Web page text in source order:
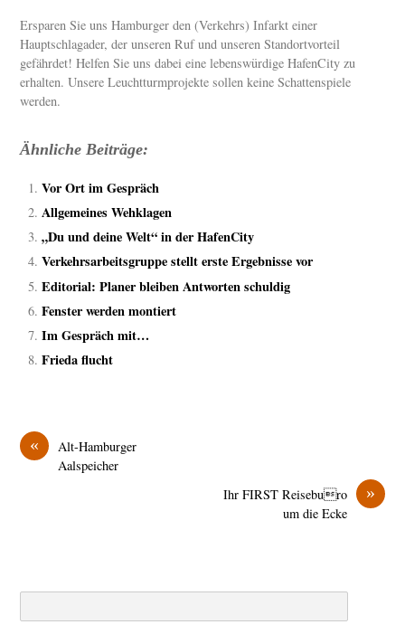
Ersparen Sie uns Hamburger den (Verkehrs) Infarkt einer
Hauptschlagader, der unseren Ruf und unseren Standortvorteil
gefährdet! Helfen Sie uns dabei eine lebenswürdige HafenCity zu
erhalten. Unsere Leuchtturmprojekte sollen keine Schattenspiele
werden.
Ähnliche Beiträge:
Vor Ort im Gespräch
Allgemeines Wehklagen
„Du und deine Welt“ in der HafenCity
Verkehrsarbeitsgruppe stellt erste Ergebnisse vor
Editorial: Planer bleiben Antworten schuldig
Fenster werden montiert
Im Gespräch mit…
Frieda flucht
«
Alt-Hamburger
Aalspeicher
»
Ihr FIRST Reiseburo
um die Ecke